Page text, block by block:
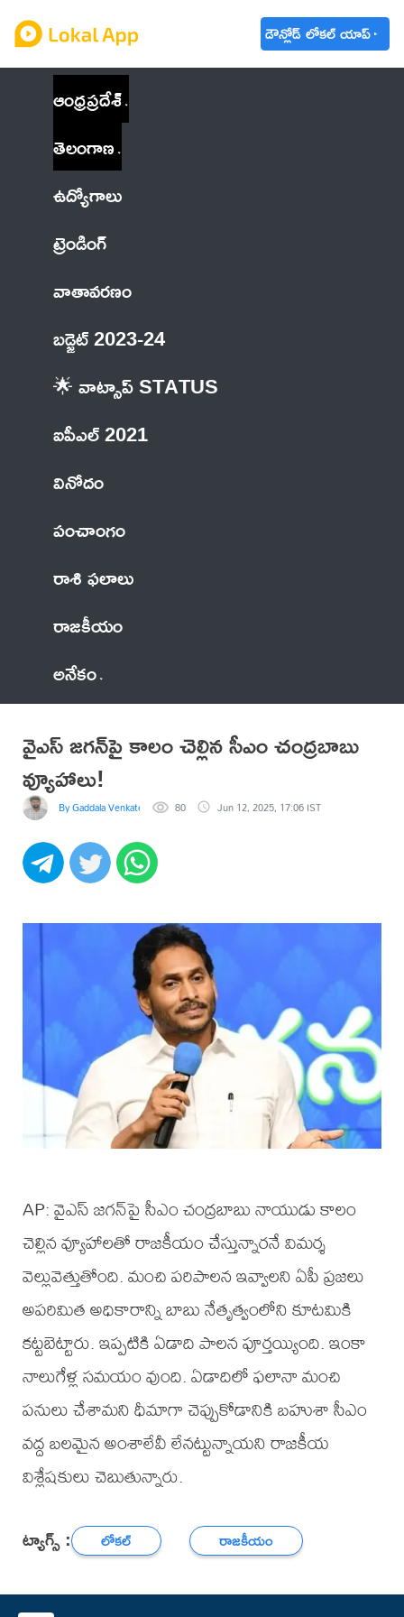
డౌన్లోడ్ లోకల్ యాప్
ఆంధ్రప్రదేశ్
తెలంగాణ
ఉద్యోగాలు
ట్రెండింగ్
వాతావరణం
బడ్జెట్ 2023-24
🌟 వాట్సాప్ STATUS
ఐపీఎల్ 2021
వినోదం
పంచాంగం
రాశి ఫలాలు
రాజకీయం
అనేకం
వైఎస్ జ‌గ‌న్‌పై కాలం చెల్లిన సీఎం చంద్రబాబు
వ్యూహాలు!
By Gaddala VenkateswaraRao
80 Jun 12, 2025, 17:06 IST
AP: వైఎస్ జ‌గ‌న్‌పై సీఎం చంద్ర‌బాబు నాయుడు కాలం
చెల్లిన వ్యూహాల‌తో రాజ‌కీయం చేస్తున్నార‌నే విమ‌ర్శ
వెల్లువెత్తుతోంది. మంచి ప‌రిపాల‌న ఇవ్వాల‌ని ఏపీ ప్ర‌జ‌లు
అప‌రిమిత అధికారాన్ని బాబు నేతృత్వంలోని కూట‌మికి
క‌ట్ట‌బెట్టారు. ఇప్ప‌టికి ఏడాది పాల‌న పూర్త‌య్యింది. ఇంకా
నాలుగేళ్ల స‌మ‌యం వుంది. ఏడాదిలో ఫ‌లానా మంచి
ప‌నులు చేశామ‌ని ధీమాగా చెప్పుకోడానికి బ‌హుశా సీఎం
వ‌ద్ద బ‌ల‌మైన అంశాలేవీ లేన‌ట్టున్నాయని రాజకీయ
విశ్లేషకులు చెబుతున్నారు.
ట్యాగ్స్ : లోకల్ రాజకీయం